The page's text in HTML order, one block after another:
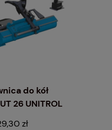
do kół
26 UNITROL
zł